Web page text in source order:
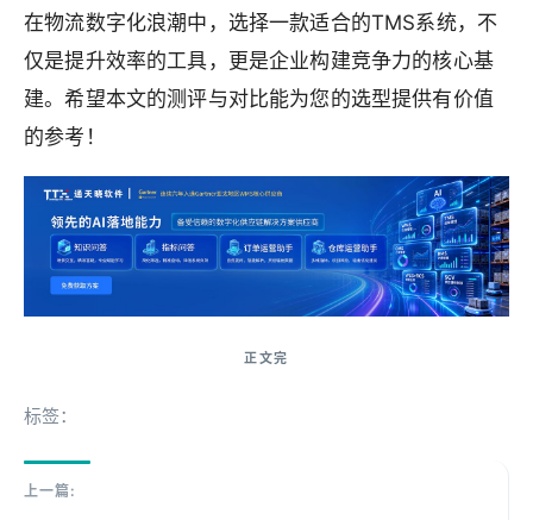
在物流数字化浪潮中，选择一款适合的TMS系统，不
仅是提升效率的工具，更是企业构建竞争力的核心基
建。希望本文的测评与对比能为您的选型提供有价值
的参考！
标签：
上一篇: